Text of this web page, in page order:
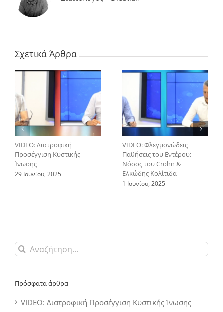
Σχετικά Άρθρα
VIDEO: Διατροφική
Προσέγγιση Κυστικής
Ίνωσης
29 Ιουνίου, 2025
VIDEO: Φλεγμονώδεις
Παθήσεις του Εντέρου:
Νόσος του Crohn &
Ελκώδης Κολίτιδα
1 Ιουνίου, 2025
Αναζήτηση
για:
Πρόσφατα άρθρα
VIDEO: Διατροφική Προσέγγιση Κυστικής Ίνωσης